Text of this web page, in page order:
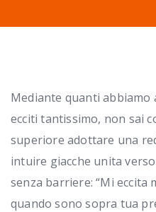
Mediante quanti abbiamo
ecciti tantissimo, non sai
superiore adottare una
intuire giacche unita
senza barriere: “Mi
quando sono sopra tua